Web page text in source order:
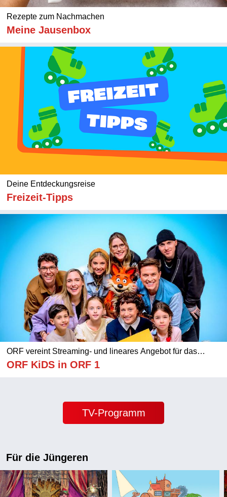
Rezepte zum Nachmachen
Meine Jausenbox
Deine Entdeckungsreise
Freizeit-Tipps
ORF vereint Streaming- und lineares Angebot für das
jüngste Publikum
ORF KiDS in ORF 1
TV-Programm
Für die Jüngeren